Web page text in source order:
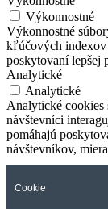
Výkonnostné
Výkonnostné
kľúčových indexov
poskytovaní lepšej
Analytické
Analytické
Analytické cookies
návštevníci
pomáhajú
návštevníkov,
Cookie